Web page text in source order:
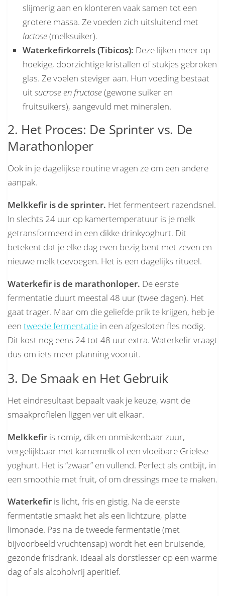
slijmerig aan en klonteren vaak samen tot een
grotere massa. Ze voeden zich uitsluitend met
lactose(melksuiker).
Waterkefirkorrels (Tibicos): Deze lijken meer op
hoekige, doorzichtige kristallen of stukjes gebroken
glas. Ze voelen steviger aan. Hun voeding bestaat
uitsucrose en fructose(gewone suiker en
fruitsuikers), aangevuld met mineralen.
2. Het Proces: De Sprinter vs. De
Marathonloper
Ook in je dagelijkse routine vragen ze om een andere
aanpak.
Melkkefir is de sprinter. Het fermenteert razendsnel.
In slechts 24 uur op kamertemperatuur is je melk
getransformeerd in een dikke drinkyoghurt. Dit
betekent dat je elke dag even bezig bent met zeven en
nieuwe melk toevoegen. Het is een dagelijks ritueel.
Waterkefir is de marathonloper. De eerste
fermentatie duurt meestal 48 uur (twee dagen). Het
gaat trager. Maar om die geliefde prik te krijgen, heb je
een tweede fermentatie in een afgesloten fles nodig.
Dit kost nog eens 24 tot 48 uur extra. Waterkefir vraagt
dus om iets meer planning vooruit.
3. De Smaak en Het Gebruik
Het eindresultaat bepaalt vaak je keuze, want de
smaakprofielen liggen ver uit elkaar.
Melkkefir is romig, dik en onmiskenbaar zuur,
vergelijkbaar met karnemelk of een vloeibare Griekse
yoghurt. Het is “zwaar” en vullend. Perfect als ontbijt, in
een smoothie met fruit, of om dressings mee te maken.
Waterkefir is licht, fris en gistig. Na de eerste
fermentatie smaakt het als een lichtzure, platte
limonade. Pas na de tweede fermentatie (met
bijvoorbeeld vruchtensap) wordt het een bruisende,
gezonde frisdrank. Ideaal als dorstlesser op een warme
dag of als alcoholvrij aperitief.